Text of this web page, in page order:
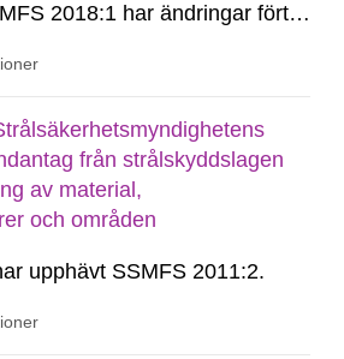
2018:1 har ändringar förts
2024:2 och SSMFS
från strålskyddslagen
av material,
och områden
upphävt SSMFS 2011:2.